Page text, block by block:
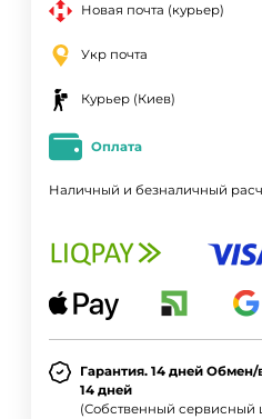
Новая почта (курьер)
Укр почта
Курьер (Киев)
Оплата
Наличный и безналичный
Гарантия. 14 дней Обмен/
14 дней
(Собственный сервисный